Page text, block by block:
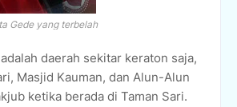
Gede yang terbelah
daerah sekitar keraton saja,
Masjid Kauman, dan Alun-Alun
ketika berada di Taman Sari.